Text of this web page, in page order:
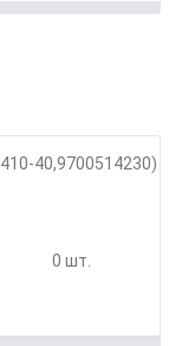
40,9700514230)
0 шт.